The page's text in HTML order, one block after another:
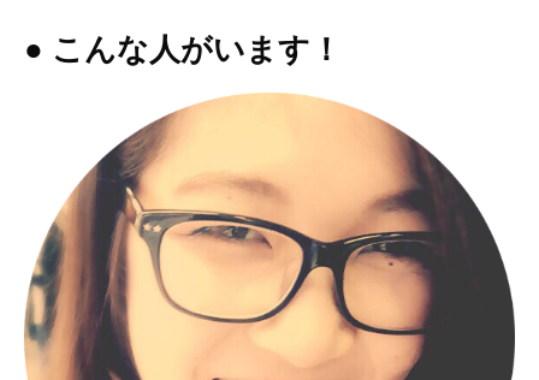
● こんな人がいます！